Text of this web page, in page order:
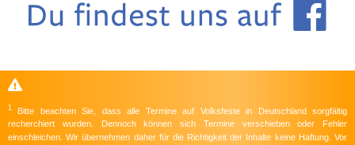
1
Bitte beachten Sie, dass alle Termine auf Volksfeste in Deutschland sorgfältig
recherchiert wurden. Dennoch können sich Termine verschieben oder Fehler
einschleichen. Wir übernehmen daher für die Richtigkeit der Inhalte keine Haftung. Vor